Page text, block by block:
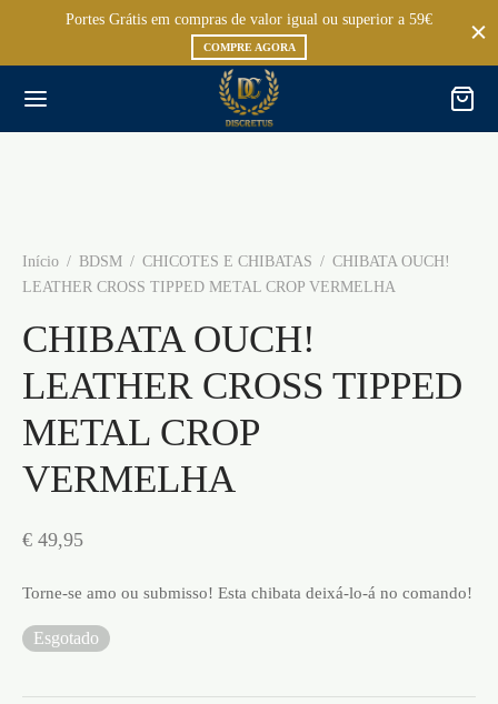
Portes Grátis em compras de valor igual ou superior a 59€
COMPRE AGORA
Início / BDSM / CHICOTES E CHIBATAS / CHIBATA OUCH!
LEATHER CROSS TIPPED METAL CROP VERMELHA
CHIBATA OUCH!
LEATHER CROSS TIPPED
METAL CROP
VERMELHA
€ 49,95
Torne-se amo ou submisso! Esta chibata deixá-lo-á no comando!
Esgotado